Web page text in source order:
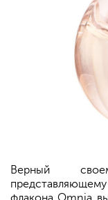
Верный